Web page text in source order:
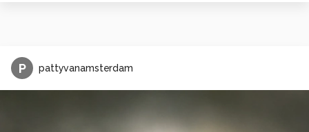
P pattyvanamsterdam